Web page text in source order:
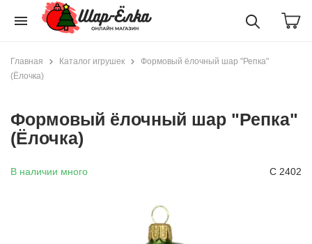
menu
Главная Каталог игрушек
Формовый ёлочный шар "Репка"
(Ёлочка)
Формовый ёлочный шар "Репка"
(Ёлочка)
В наличии много С 2402